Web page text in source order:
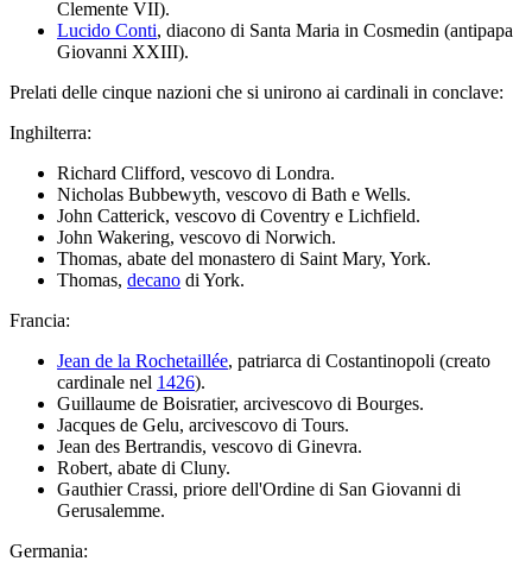
Clemente VII).
Lucido Conti, diacono di Santa Maria in Cosmedin (antipapa
Giovanni XXIII).
Prelati delle cinque nazioni che si unirono ai cardinali in conclave:
Inghilterra:
Richard Clifford, vescovo di Londra.
Nicholas Bubbewyth, vescovo di Bath e Wells.
John Catterick, vescovo di Coventry e Lichfield.
John Wakering, vescovo di Norwich.
Thomas, abate del monastero di Saint Mary, York.
Thomas, decano di York.
Francia:
Jean de la Rochetaillée, patriarca di Costantinopoli (creato
cardinale nel 1426).
Guillaume de Boisratier, arcivescovo di Bourges.
Jacques de Gelu, arcivescovo di Tours.
Jean des Bertrandis, vescovo di Ginevra.
Robert, abate di Cluny.
Gauthier Crassi, priore dell'Ordine di San Giovanni di
Gerusalemme.
Germania: